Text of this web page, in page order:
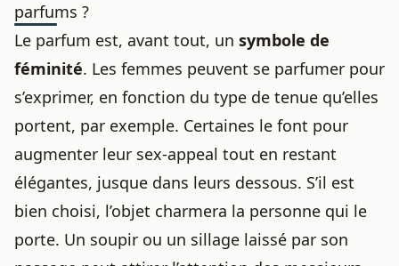
parfums ?
Le parfum est, avant tout, un symbole de
féminité. Les femmes peuvent se parfumer pour
s’exprimer, en fonction du type de tenue qu’elles
portent, par exemple. Certaines le font pour
augmenter leur sex-appeal tout en restant
élégantes, jusque dans leurs dessous. S’il est
bien choisi, l’objet charmera la personne qui le
porte. Un soupir ou un sillage laissé par son